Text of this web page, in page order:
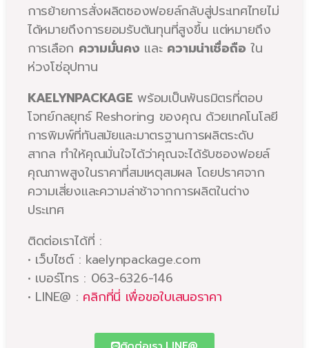
การย้ายการสั่งผลิตซองฟอยล์กลับสู่ประเทศไทยไม่
ได้หมายถึงการยอมรับต้นทุนที่สูงขึ้น แต่หมายถึง
การเลือก ความมั่นคง และ ความน่าเชื่อถือ ใน
ห่วงโซ่อุปทาน
KAELYNPACKAGE พร้อมเป็นพันธมิตรที่ตอบ
โจทย์กลยุทธ์ Reshoring ของคุณ ด้วยเทคโนโลยี
การพิมพ์ที่ทันสมัยและมาตรฐานการผลิตระดับ
สากล ทำให้คุณมั่นใจได้ว่าคุณจะได้รับซองฟอยล์
คุณภาพสูงในราคาที่สมเหตุสมผล โดยปราศจาก
ความเสี่ยงและความล่าช้าจากการผลิตในต่าง
ประเทศ
ติดต่อเราได้ที่ :
• เว็บไซต์ : kaelynpackage.com
• เบอร์โทร : 063-6326-146
• LINE@ : คลิกที่นี่ เพื่อขอใบเสนอราคา